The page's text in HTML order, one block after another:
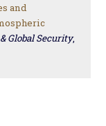
and
Global Security,